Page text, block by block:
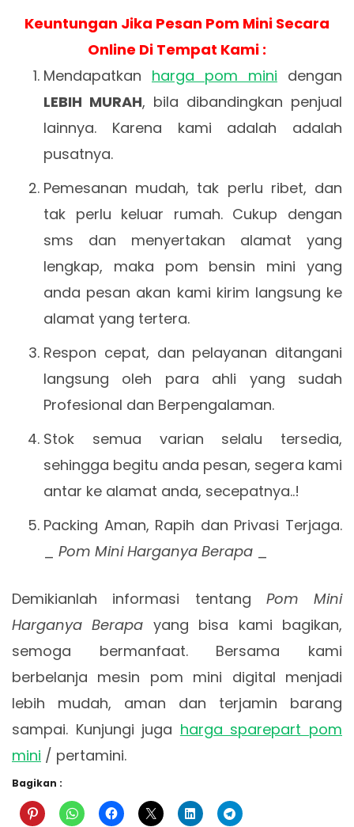
Keuntungan Jika Pesan Pom Mini Secara
Online Di Tempat Kami :
Mendapatkan harga pom mini dengan
LEBIH MURAH, bila dibandingkan penjual
lainnya. Karena kami adalah adalah
pusatnya.
Pemesanan mudah, tak perlu ribet, dan
tak perlu keluar rumah. Cukup dengan
sms dan menyertakan alamat yang
lengkap, maka pom bensin mini yang
anda pesan akan kami kirim langsung ke
alamat yang tertera.
Respon cepat, dan pelayanan ditangani
langsung oleh para ahli yang sudah
Profesional dan Berpengalaman.
Stok semua varian selalu tersedia,
sehingga begitu anda pesan, segera kami
antar ke alamat anda, secepatnya..!
Packing Aman, Rapih dan Privasi Terjaga.
Pom Mini Harganya Berapa
Demikianlah informasi tentang Pom Mini
Harganya Berapa yang bisa kami bagikan,
semoga bermanfaat. Bersama kami
berbelanja mesin pom mini digital menjadi
lebih mudah, aman dan terjamin barang
sampai. Kunjungi juga harga sparepart pom
mini / pertamini.
Bagikan :